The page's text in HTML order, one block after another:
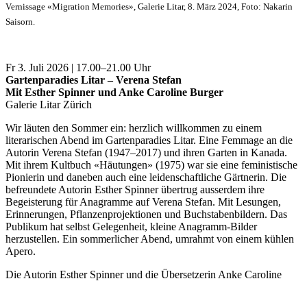
Vernissage «Migration Memories», Galerie Litar, 8. März 2024, Foto: Nakarin
Saisorn.
Fr 3. Juli 2026 | 17.00–21.00 Uhr
Gartenparadies Litar – Verena Stefan
Mit Esther Spinner und Anke Caroline Burger
Galerie Litar Zürich
Wir läuten den Sommer ein: herzlich willkommen zu einem
literarischen Abend im Gartenparadies Litar. Eine Femmage an die
Autorin Verena Stefan (1947–2017) und ihren Garten in Kanada.
Mit ihrem Kultbuch «Häutungen» (1975) war sie eine feministische
Pionierin und daneben auch eine leidenschaftliche Gärtnerin. Die
befreundete Autorin Esther Spinner übertrug ausserdem ihre
Begeisterung für Anagramme auf Verena Stefan. Mit Lesungen,
Erinnerungen, Pflanzenprojektionen und Buchstabenbildern. Das
Publikum hat selbst Gelegenheit, kleine Anagramm-Bilder
herzustellen. Ein sommerlicher Abend, umrahmt von einem kühlen
Apero.
Die Autorin Esther Spinner und die Übersetzerin Anke Caroline